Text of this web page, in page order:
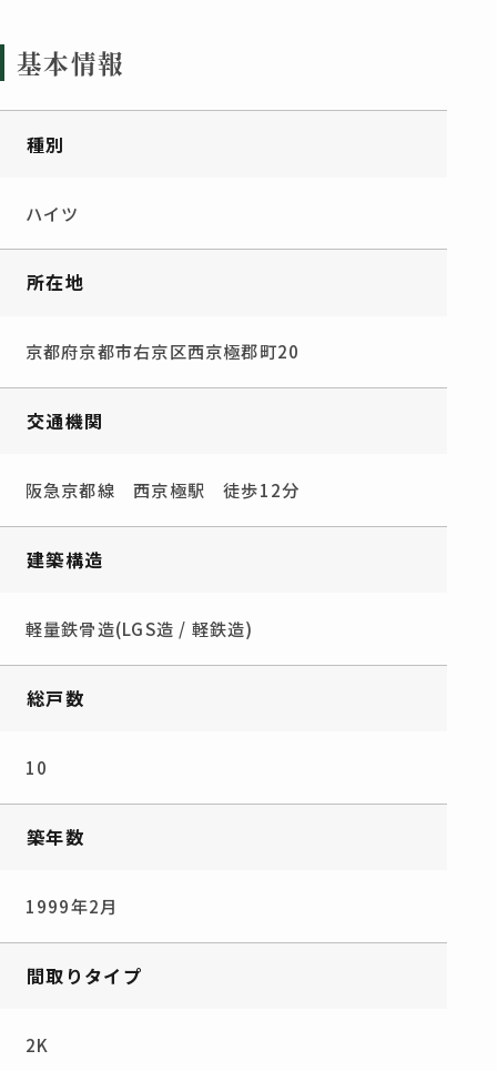
基本情報
種別
ハイツ
所在地
京都府京都市右京区西京極郡町20
交通機関
阪急京都線 西京極駅 徒歩12分
建築構造
軽量鉄骨造(LGS造 / 軽鉄造)
総戸数
10
築年数
1999年2月
間取りタイプ
2K